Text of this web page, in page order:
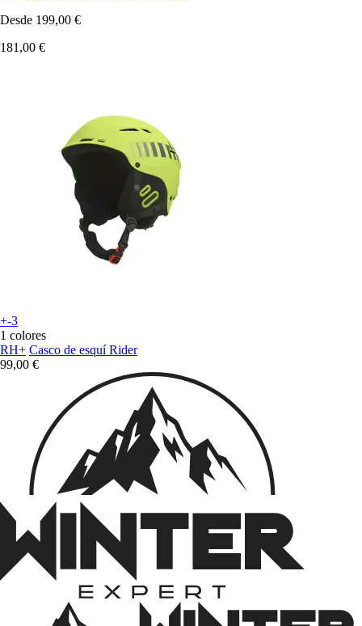
Desde 199,00 €
181,00 €
+-3
1 colores
RH+ Casco de esquí Rider
99,00 €